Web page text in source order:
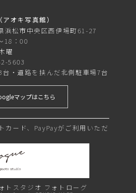
（アオキ写真館）
浜松市中央区西伊場町61-27
18：00
曜
5603
台・道路を挟んだ北側駐車場7台
マップはこちら
カード、PayPayがご利用いただ
トスタジオ フォトローグ